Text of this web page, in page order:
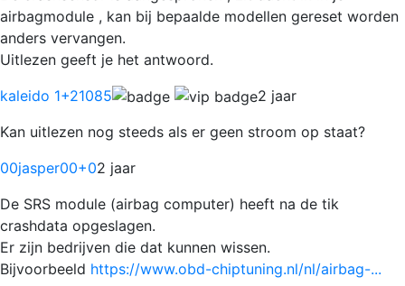
airbagmodule , kan bij bepaalde modellen gereset worden
anders vervangen.
Uitlezen geeft je het antwoord.
kaleido 1+21085
2 jaar
Kan uitlezen nog steeds als er geen stroom op staat?
00jasper00+02 jaar
De SRS module (airbag computer) heeft na de tik
crashdata opgeslagen.
Er zijn bedrijven die dat kunnen wissen.
Bijvoorbeeld https://www.obd-chiptuning.nl/nl/airbag-...